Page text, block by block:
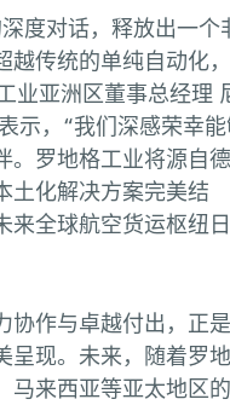
度对话，释放出一个
传统的单纯自动化，
业亚洲区董事总经理
示，“我们深感荣幸
。罗地格工业将源自德
土化解决方案完美结
来全球航空货运枢纽日
协作与卓越付出，正是
呈现。未来，随着罗地
马来西亚等亚太地区的